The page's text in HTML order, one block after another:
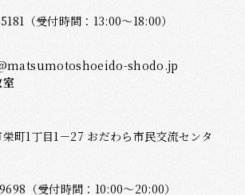
（受付時間：13:00～18:00）
shodo.jp
室
町1丁目1－27 おだわら市民交流センタ
（受付時間：10:00～20:00）